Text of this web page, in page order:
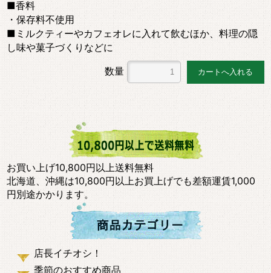
■香料
・保存料不使用
■ミルクティーやカフェオレに入れて飲むほか、料理の隠
し味や菓子づくりなどに
数量
お買い上げ10,800円以上送料無料
北海道、沖縄は10,800円以上お買上げでも差額運賃1,000
円別途かかります。
店長イチオシ！
季節のおすすめ商品